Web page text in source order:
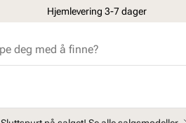
Hjemlevering 3-7 dager